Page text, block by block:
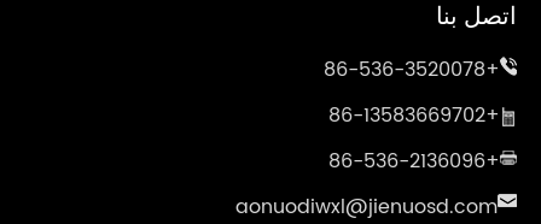
اتصل بنا
+86-536-3520078
+86-13583669702
+86-536-2136096
aonuodiwxl@jienuosd.com